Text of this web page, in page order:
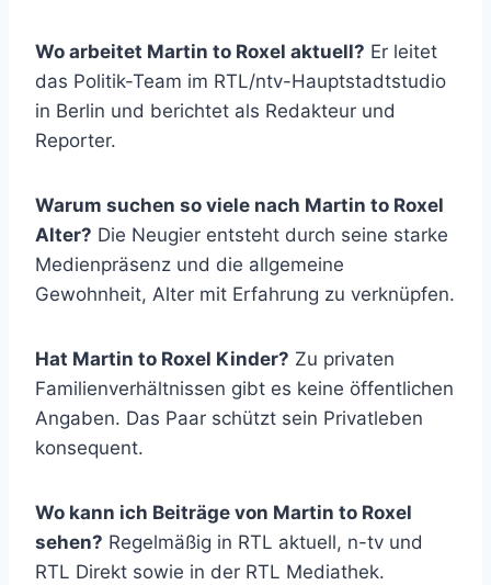
Wo arbeitet Martin to Roxel aktuell? Er leitet
das Politik-Team im RTL/ntv-Hauptstadtstudio
in Berlin und berichtet als Redakteur und
Reporter.
Warum suchen so viele nach Martin to Roxel
Alter? Die Neugier entsteht durch seine starke
Medienpräsenz und die allgemeine
Gewohnheit, Alter mit Erfahrung zu verknüpfen.
Hat Martin to Roxel Kinder? Zu privaten
Familienverhältnissen gibt es keine öffentlichen
Angaben. Das Paar schützt sein Privatleben
konsequent.
Wo kann ich Beiträge von Martin to Roxel
sehen? Regelmäßig in RTL aktuell, n-tv und
RTL Direkt sowie in der RTL Mediathek.